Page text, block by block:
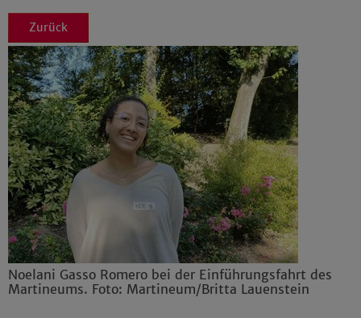
Zurück
Noelani Gasso Romero bei der Einführungsfahrt des
Martineums. Foto: Martineum/Britta Lauenstein